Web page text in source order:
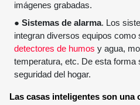
imágenes grabadas.
● Sistemas de alarma. Los
integran diversos equipos como
detectores de humos y agua,
temperatura, etc. De esta forma
seguridad del hogar.
Las casas inteligentes son una